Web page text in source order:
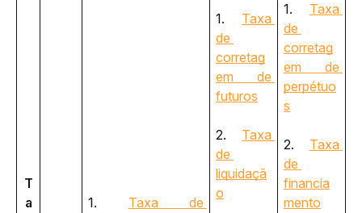
T
a
1. Taxa de
1. Taxa
de
corretag
em de
futuros
2. Taxa
de
liquidaçã
o
1. Taxa
de
corretag
em de
perpétuo
s
2. Taxa
de
financia
mento